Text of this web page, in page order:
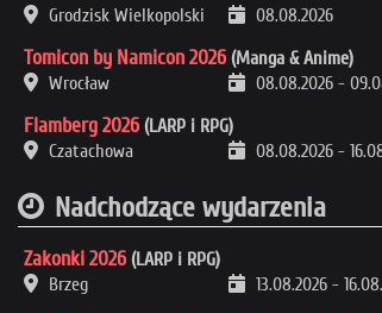
Grodzisk Wielkopolski
08.08.2026
Tomicon by Namicon 2026 (Manga & Anime)
Wrocław
08.08.2026 -
Flamberg 2026 (LARP i RPG)
Czatachowa
08.08.2026 -
Nadchodzące wydarzenia
Zakonki 2026 (LARP i RPG)
Brzeg
13.08.2026 -